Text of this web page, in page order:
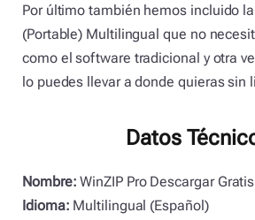
Por último también hemos incluido
(Portable) Multilingual que no
como el software tradicional y otra
lo puedes llevar a donde quieras sin
Datos
Nombre: WinZIP Pro Descargar Gratis
Idioma: Multilingual (Español)